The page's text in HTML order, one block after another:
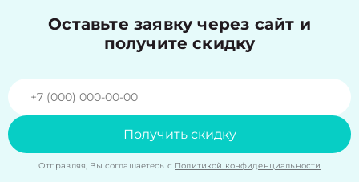
Оставьте заявку через сайт и
получите скидку
Получить скидку
Отправляя, Вы соглашаетесь с Политикой конфиденциальности